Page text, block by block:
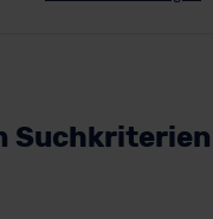
Suchkriterien